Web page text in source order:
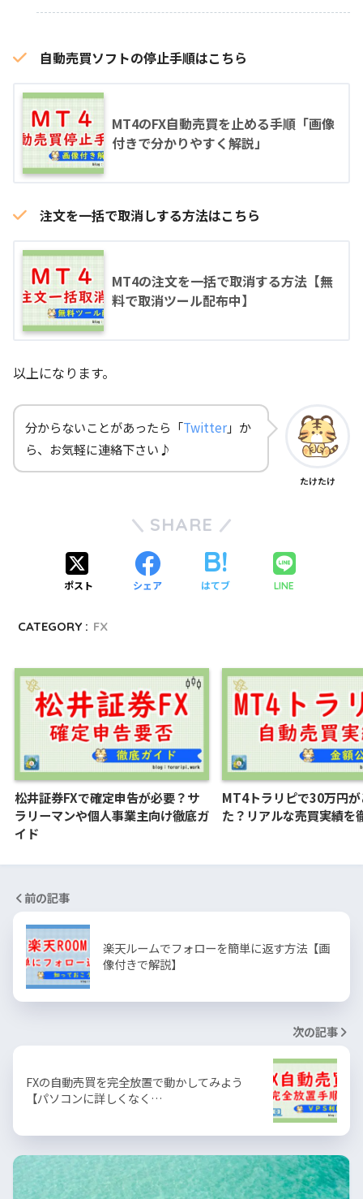
自動売買ソフトの停止手順はこちら
MT4のFX自動売買を止める手順「画像
付きで分かりやすく解説」
注文を一括で取消しする方法はこちら
MT4の注文を一括で取消する方法【無
料で取消ツール配布中】
以上になります。
分からないことがあったら「Twitter」か
ら、お気軽に連絡下さい♪
たけたけ
SHARE
ポスト シェア はてブ LINE
CATEGORY : FX
松井証券FXで確定申告が必要？サ
ラリーマンや個人事業主向け徹底ガ
イド
MT4トラリピで30万円
た？リアルな売買実績を
前の記事
楽天ルームでフォローを簡単に返す方法【画
像付きで解説】
次の記事
FXの自動売買を完全放置で動かしてみよう
【パソコンに詳しくなく…